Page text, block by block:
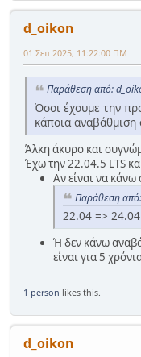
d_oikon
01 Σεπ 2025, 11:22:00 ΠΜ
Παράθεση από:
Όσοι έχουμε την
κάποια
Άλκη άκυρο και
Έχω την 22.04.5 LTS
Αν είναι να
Παράθεση
22.04 =>
Ή δεν κάνω
είναι για 5
1 person likes this.
d_oikon